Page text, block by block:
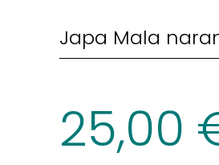
Japa Mala
25,00